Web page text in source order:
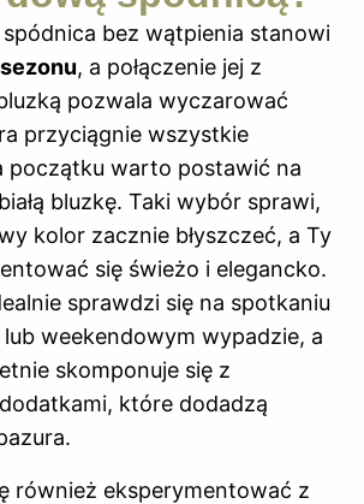
bez wątpienia stanowi
, a połączenie jej z
pozwala wyczarować
przyciągnie wszystkie
początku warto postawić na
bluzkę. Taki wybór sprawi,
kolor zacznie błyszczeć, a Ty
się świeżo i elegancko.
sprawdzi się na spotkaniu
weekendowym wypadzie, a
skomponuje się z
które dodadzą
również eksperymentować z